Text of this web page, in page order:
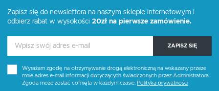
Zapisz się do newslettera na naszym sklepie internetowym i
odbierz rabat w wysokości 20zł na pierwsze zamówienie.
ZAPISZ SIĘ
Wyrażam zgodę na otrzymywanie drogą elektroniczną na wskazany przeze
mnie adres e-mail informacji dotyczących świadczonych przez Administratora.
Zgoda może zostać cofnięta w każdym czasie. Polityka prywatności